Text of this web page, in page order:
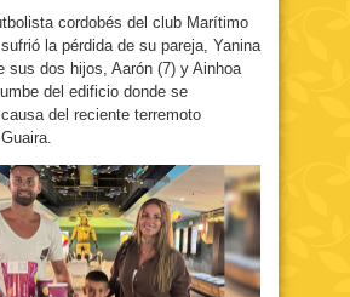
cordobés del club Marítimo
la pérdida de su pareja, Yanina
sus dos hijos, Aarón (7) y Ainhoa
del edificio donde se
del reciente terremoto